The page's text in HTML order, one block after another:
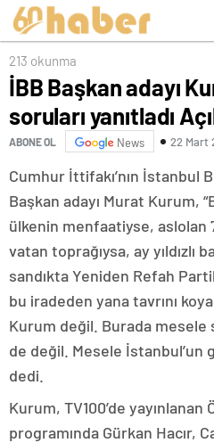
213 okunma
İBB Başkan adayı
soruları yanıtladı
ABONE OL News 22 Mart
Cumhur İttifakı’nın İstanbul
Başkan adayı Murat Kurum,
ülkenin menfaatiyse, aslolan
vatan toprağıysa, ay yıldızlı
sandıkta Yeniden Refah
bu iradeden yana tavrını
Kurum değil. Burada
de değil. Mesele İstanbul’un
dedi.
Kurum, TV100’de yayınlanan
programında Gürkan Hacır,